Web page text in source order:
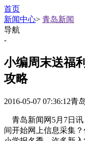
首页
新闻中心> 青岛新闻
导航
-
小编周末送福
攻略
2016-05-07 07:36:12青
青岛新闻网5月7日讯
间开始网上信息采集